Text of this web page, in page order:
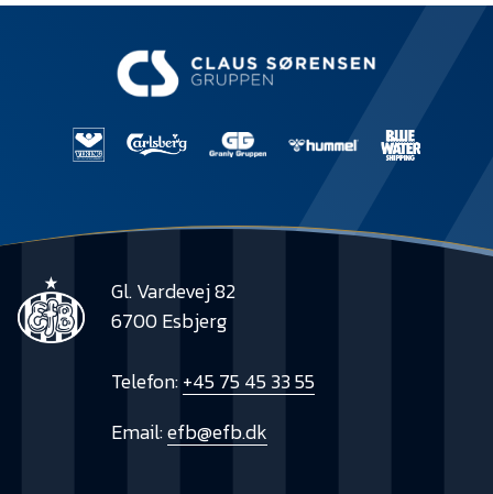
Gl. Vardevej 82
6700 Esbjerg
Telefon:+45 75 45 33 55
Email:efb@efb.dk